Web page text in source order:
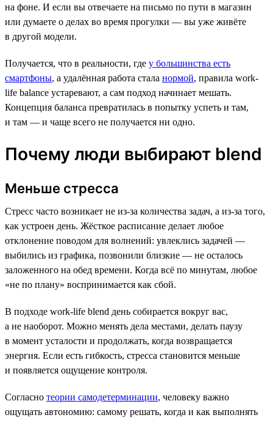
на фоне. И если вы отвечаете на письмо по пути в магазин
или думаете о делах во время прогулки — вы уже живёте
в другой модели.
Получается, что в реальности, где у большинства есть
смартфоны, а удалённая работа стала нормой, правила work-
life balance устаревают, а сам подход начинает мешать.
Концепция баланса превратилась в попытку успеть и там,
и там — и чаще всего не получается ни одно.
Почему люди выбирают blend
Меньше стресса
Стресс часто возникает не из-за количества задач, а из-за того,
как устроен день. Жёсткое расписание делает любое
отклонение поводом для волнений: увлеклись задачей —
выбились из графика, позвонили близкие — не осталось
заложенного на обед времени. Когда всё по минутам, любое
«не по плану» воспринимается как сбой.
В подходе work-life blend день собирается вокруг вас,
а не наоборот. Можно менять дела местами, делать паузу
в момент усталости и продолжать, когда возвращается
энергия. Если есть гибкость, стресса становится меньше
и появляется ощущение контроля.
Согласно теории самодетерминации, человеку важно
ощущать автономию: самому решать, когда и как выполнять